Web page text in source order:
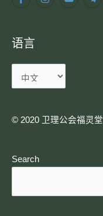
语言
© 2020 卫理公会福灵堂​
Search